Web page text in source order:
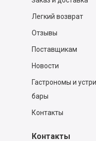
Легкий возврат
Отзывы
Поставщикам
Новости
Гастрономы и
бары
Контакты
Контакты